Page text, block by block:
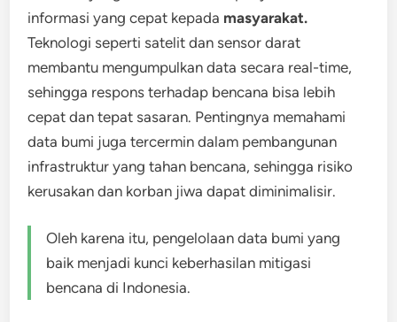
informasi yang cepat kepada masyarakat.
Teknologi seperti satelit dan sensor darat
membantu mengumpulkan data secara real-time,
sehingga respons terhadap bencana bisa lebih
cepat dan tepat sasaran. Pentingnya memahami
data bumi juga tercermin dalam pembangunan
infrastruktur yang tahan bencana, sehingga risiko
kerusakan dan korban jiwa dapat diminimalisir.
Oleh karena itu, pengelolaan data bumi yang
baik menjadi kunci keberhasilan mitigasi
bencana di Indonesia.